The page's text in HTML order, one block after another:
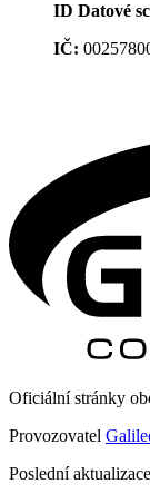
ID Datové
IČ:
Oficiální stránky
Provozovatel
Poslední